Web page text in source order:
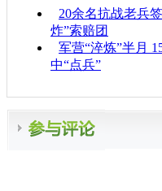
20余名抗战老兵
炸”索赔团
军营“淬炼”半月
中“点兵”